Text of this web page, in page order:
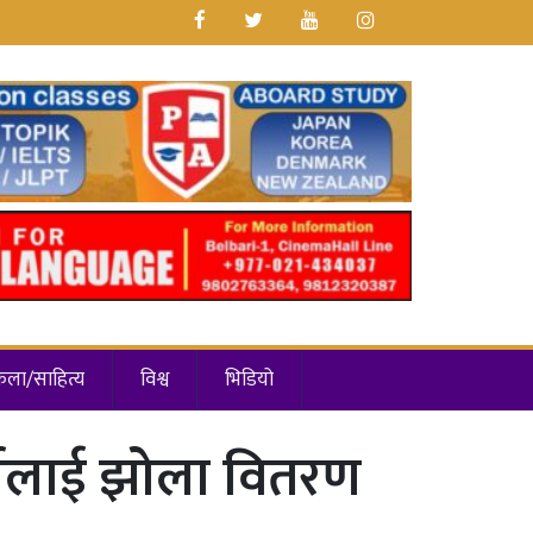
साहित्य विश्व भिडियो
झोला वितरण